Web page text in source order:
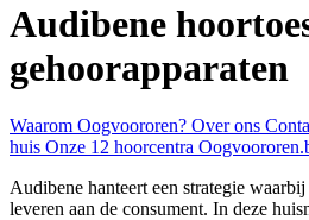
Audibene
gehoorapparaten
Waarom Oogvoororen? Over ons
huis Onze 12 hoorcentra
Audibene hanteert een strategie
leveren aan de consument. In deze